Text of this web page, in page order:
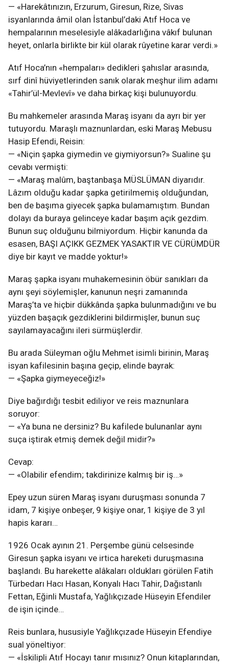
— «Harekâtınızın, Erzurum, Giresun, Rize, Sivas
isyanlarında âmil olan İstanbul’daki Atıf Hoca ve
hempalarının meselesiyle alâkadarlığına vâkıf bulunan
heyet, onlarla birlikte bir kül olarak rûyetine karar verdi.»
Atıf Hoca’nın «hempaları» dedikleri şahıslar arasında,
sırf dinî hüviyetlerinden sanık olarak meşhur ilim adamı
«Tahir’ül-Mevlevî» ve daha birkaç kişi bulunuyordu.
Bu mahkemeler arasında Maraş isyanı da ayrı bir yer
tutuyordu. Maraşlı maznunlardan, eski Maraş Mebusu
Hasip Efendi, Reisin:
— «Niçin şapka giymedin ve giymiyorsun?» Sualine şu
cevabı vermişti:
— «Maraş malûm, baştanbaşa MÜSLÜMAN diyarıdır.
Lâzım olduğu kadar şapka getirilmemiş olduğundan,
ben de başıma giyecek şapka bulamamıştım. Bundan
dolayı da buraya gelinceye kadar başım açık gezdim.
Bunun suç olduğunu bilmiyordum. Hiçbir kanunda da
esasen, BAŞI AÇIKK GEZMEK YASAKTIR VE CÜRÜMDÜR
diye bir kayıt ve madde yoktur!»
Maraş şapka isyanı muhakemesinin öbür sanıkları da
aynı şeyi söylemişler, kanunun neşri zamanında
Maraş’ta ve hiçbir dükkânda şapka bulunmadığını ve bu
yüzden başaçık gezdiklerini bildirmişler, bunun suç
sayılamayacağını ileri sürmüşlerdir.
Bu arada Süleyman oğlu Mehmet isimli birinin, Maraş
isyan kafilesinin başına geçip, elinde bayrak:
— «Şapka giymeyeceğiz!»
Diye bağırdığı tesbit ediliyor ve reis maznunlara
soruyor:
— «Ya buna ne dersiniz? Bu kafilede bulunanlar aynı
suça iştirak etmiş demek değil midir?»
Cevap:
— «Olabilir efendim; takdirinize kalmış bir iş…»
Epey uzun süren Maraş isyanı duruşması sonunda 7
idam, 7 kişiye onbeşer, 9 kişiye onar, 1 kişiye de 3 yıl
hapis kararı…
1926 Ocak ayının 21. Perşembe günü celsesinde
Giresun şapka isyanı ve irtica hareketi duruşmasına
başlandı. Bu harekette alâkaları oldukları görülen Fatih
Türbedarı Hacı Hasan, Konyalı Hacı Tahir, Dağıstanlı
Fettan, Eğinli Mustafa, Yağlıkçızade Hüseyin Efendiler
de işin içinde…
Reis bunlara, hususiyle Yağlıkçızade Hüseyin Efendiye
sual yöneltiyor:
— «İskilipli Atıf Hocayı tanır mısınız? Onun kitaplarından,